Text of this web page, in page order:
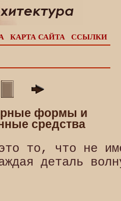
КАРТА САЙТА ССЫЛКИ
формы и
средства
то, что не